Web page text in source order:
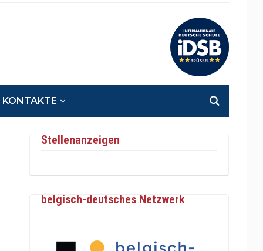
KONTAKTE
Stellenanzeigen
belgisch-deutsches Netzwerk